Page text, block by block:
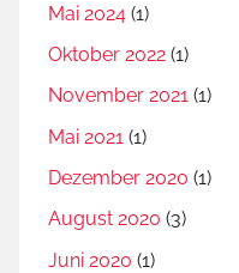
Mai 2024 (1)
Oktober 2022 (1)
November 2021 (1)
Mai 2021 (1)
Dezember 2020 (1)
August 2020 (3)
Juni 2020 (1)